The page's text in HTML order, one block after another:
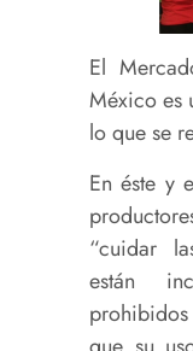
El
México es
lo que se
En éste y
“cuidar
están